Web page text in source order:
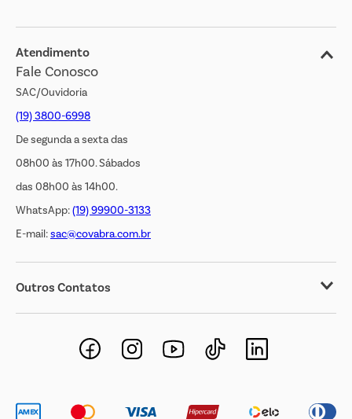
Jornal de Ofertas
Transparência Salarial
Atendimento
Fale Conosco
SAC/Ouvidoria
(19) 3800-6998
De segunda a sexta das
08h00 às 17h00. Sábados
das 08h00 às 14h00.
WhatsApp:(19) 99900-3133
E-mail:sac@covabra.com.br
Outros Contatos
Negócios Imobiliários
Novos Fornecedores